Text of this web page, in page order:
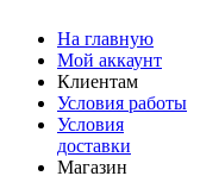
На главную
Мой аккаунт
Клиентам
Условия работы
Условия
доставки
Магазин